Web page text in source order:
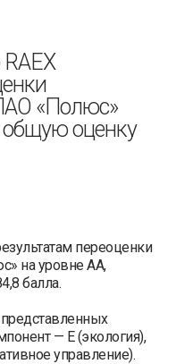
RAEX
«Полюс»
общую оценку
переоценки
на уровне АА,
балла.
— E (экология),
управление).